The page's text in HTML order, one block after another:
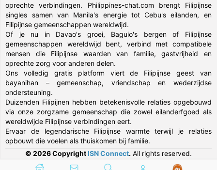
oprechte verbindingen. Philippines-chat.com brengt Filipijnse
singles samen van Manila's energie tot Cebu's eilanden, en
Filipijnse gemeenschappen wereldwijd.
Of je nu in Davao's groei, Baguio's bergen of Filipijnse
gemeenschappen wereldwijd bent, verbind met compatibele
mensen die Filipijnse waarden van familie, gastvrijheid en
oprechte zorg voor anderen delen.
Ons volledig gratis platform viert de Filipijnse geest van
bayanihan – gemeenschap, vriendschap en wederzijdse
ondersteuning.
Duizenden Filipijnen hebben betekenisvolle relaties opgebouwd
via onze zorgzame gemeenschap die zowel eilanderfgoed als
wereldwijde Filipijnse verbindingen eert.
Ervaar de legendarische Filipijnse warmte terwijl je relaties
opbouwt die voelen als thuiskomen bij familie.
© 2026 Copyright ISN Connect. All rights reserved.